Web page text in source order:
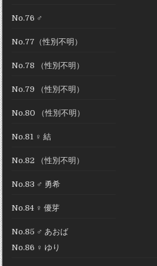
No.76 ♂
No.77（性別不明）
No.78 （性別不明）
No.79 （性別不明）
No.80 （性別不明）
No.81 ♀ 結
No.82 （性別不明）
No.83 ♂ 勇希
No.84 ♀ 優芽
No.85 ♂ あおば
No.86 ♀ ゆり